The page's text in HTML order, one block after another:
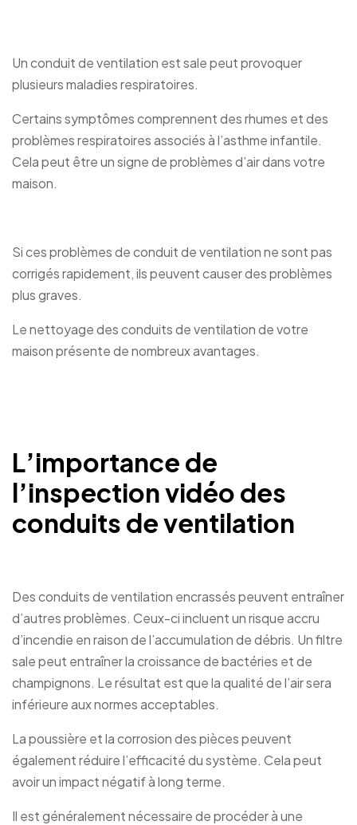
Un conduit de ventilation est sale peut provoquer
plusieurs maladies respiratoires.
Certains symptômes comprennent des rhumes et des
problèmes respiratoires associés à l’asthme infantile.
Cela peut être un signe de problèmes d’air dans votre
maison.
Si ces problèmes de conduit de ventilation ne sont pas
corrigés rapidement, ils peuvent causer des problèmes
plus graves.
Le nettoyage des conduits de ventilation de votre
maison présente de nombreux avantages.
L’importance de
l’inspection vidéo des
conduits de ventilation
Des conduits de ventilation encrassés peuvent entraîner
d’autres problèmes. Ceux-ci incluent un risque accru
d’incendie en raison de l’accumulation de débris. Un filtre
sale peut entraîner la croissance de bactéries et de
champignons. Le résultat est que la qualité de l’air sera
inférieure aux normes acceptables.
La poussière et la corrosion des pièces peuvent
également réduire l’efficacité du système. Cela peut
avoir un impact négatif à long terme.
Il est généralement nécessaire de procéder à une